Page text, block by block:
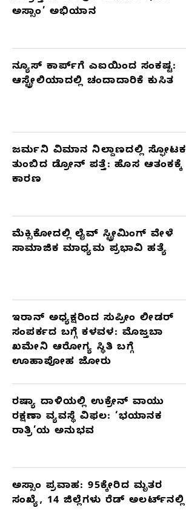
ಅಸ್ಸಾಂ’ ಅಭಿಯಾನ
ನ್ಯೂಸ್ ಕಾರ್ಪ್‌ಗೆ ಎಐಯಿಂದ ಸಂಕಷ್ಟ:
ಆಸ್ಟ್ರೇಲಿಯಾದಲ್ಲಿ ಚಂದಾದಾರಿಕೆ ಕುಸಿತ
ಜರ್ಮನಿ ವಿಮಾನ ನಿಲ್ದಾಣದಲ್ಲಿ ಸ್ಫೋಟಕ
ತುಂಬಿದ ಡ್ರೋನ್ ಪತ್ತೆ: ಹೊಸ ಆತಂಕಕ್ಕೆ
ಕಾರಣ
ಮೆಕ್ಸಿಕೋದಲ್ಲಿ ಲೈವ್ ಸ್ಟ್ರೀಮಿಂಗ್ ವೇಳೆ
ಸಾಮಾಜಿಕ ಮಾಧ್ಯಮ ಪ್ರಭಾವಿ ಹತ್ಯೆ
ಇರಾನ್ ಅಧ್ಯಕ್ಷರಿಂದ ಸುಪ್ರೀಂ ಲೀಡರ್
ಸಂಪರ್ಕದ ಬಗ್ಗೆ ಕಳವಳ: ಮೊಜ್ತಬಾ
ಖಮೇನಿ ಆರೋಗ್ಯ ಸ್ಥಿತಿ ಬಗ್ಗೆ
ಊಹಾಪೋಹ ಜೋರು
ರಷ್ಯಾ ದಾಳಿಯಲ್ಲಿ ಉಕ್ರೇನ್ ವಾಯು
ರಕ್ಷಣಾ ವ್ಯವಸ್ಥೆ ವಿಫಲ: ‘ಭಯಾನಕ
ರಾತ್ರಿ’ಯ ಅನುಭವ
ಅಸ್ಸಾಂ ಪ್ರವಾಹ: 95ಕ್ಕೇರಿದ ಮೃತರ
ಸಂಖ್ಯೆ, 14 ಜಿಲ್ಲೆಗಳು ರೆಡ್ ಅಲರ್ಟ್‌ನಲ್ಲಿ